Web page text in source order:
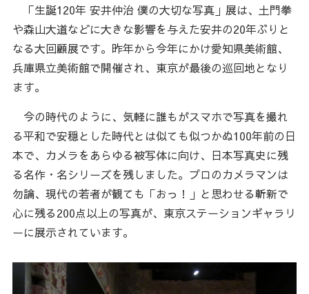
「生誕120年 安井仲治 僕の大切な写真」展は、土門拳
や森山大道などに大きな影響を与えた安井の20年ぶりと
なる大回顧展です。昨年から今年にかけ愛知県美術館、
兵庫県立美術館で開催され、東京が最後の巡回地となり
ます。
今の時代のように、気軽に誰もがスマホで写真を撮れ
る平和で安穏とした時代とは似ても似つかぬ100年前の日
本で、カメラをあらゆる被写体に向け、日本写真史に残
る名作・名シリーズを残しました。プロのカメラマンは
勿論、現代の若者が観ても「おっ！」と思わせる斬新で
心に残る200点以上の写真が、東京ステーションギャラリ
ーに展示されています。